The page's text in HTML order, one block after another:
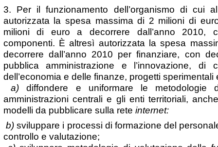
3. Per il funzionamento dell’organismo di cui
autorizzata la spesa massima di 2 milioni di
milioni di euro a decorrere dall’anno 2010,
componenti. È altresì autorizzata la spesa
decorrere dall’anno 2010 per finanziare, con
pubblica amministrazione e l’innovazione, di
dell’economia e delle finanze, progetti sperimentali
a) diffondere e uniformare le metodologie
amministrazioni centrali e gli enti territoriali,
modelli da pubblicare sulla rete internet:
b) sviluppare i processi di formazione del
controllo e valutazione;